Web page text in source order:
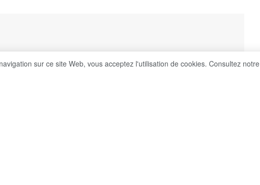
sur ce site Web, vous acceptez l'utilisation de cookies. Consultez notre